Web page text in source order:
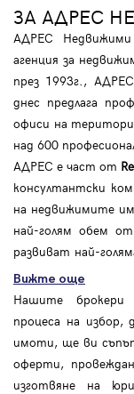
ЗА АДРЕС
АДРЕС
агенция за
през 1993г.,
днес предлага
офиси на
над 600
АДРЕС е част от
консултантски
на недвижимите
най-голям обем
развиват най-
Вижте още
Нашите брокери
процеса на избор,
имоти, ще ви
оферти,
изготвяне на